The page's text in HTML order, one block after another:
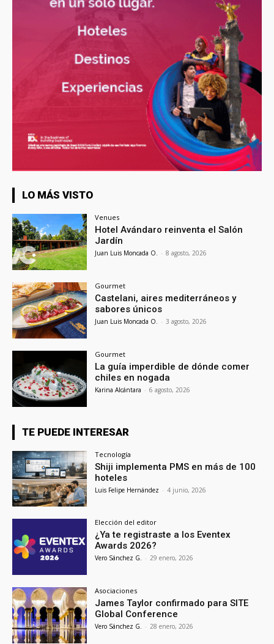
LO MÁS VISTO
Venues
Hotel Avándaro reinventa el Salón
Jardín
Juan Luis Moncada O. - 8 agosto, 2026
Gourmet
Castelani, aires mediterráneos y
sabores únicos
Juan Luis Moncada O. - 3 agosto, 2026
Gourmet
La guía imperdible de dónde comer
chiles en nogada
Karina Alcántara - 6 agosto, 2026
TE PUEDE INTERESAR
Tecnología
Shiji implementa PMS en más de 100
hoteles
Luis Felipe Hernández - 4 junio, 2026
Elección del editor
¿Ya te registraste a los Eventex
Awards 2026?
Vero Sánchez G. - 29 enero, 2026
Asociaciones
James Taylor confirmado para SITE
Global Conference
Vero Sánchez G. - 28 enero, 2026